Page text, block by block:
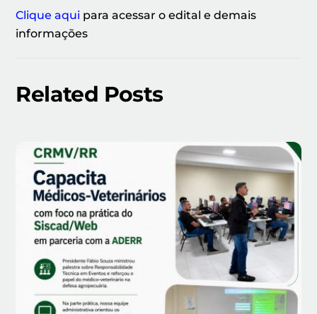
Clique aqui para acessar o edital e demais
informações
Related Posts